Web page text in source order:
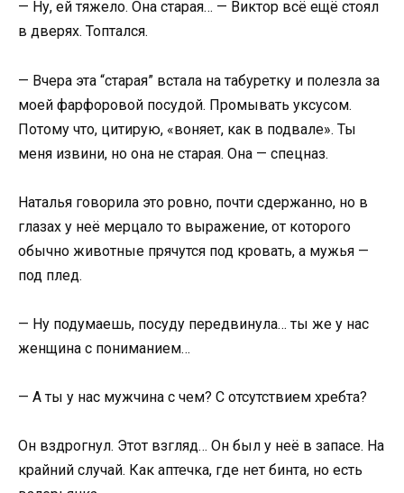
— Ну, ей тяжело. Она старая… — Виктор всё ещё стоял
в дверях. Топтался.
— Вчера эта “старая” встала на табуретку и полезла за
моей фарфоровой посудой. Промывать уксусом.
Потому что, цитирую, «воняет, как в подвале». Ты
меня извини, но она не старая. Она — спецназ.
Наталья говорила это ровно, почти сдержанно, но в
глазах у неё мерцало то выражение, от которого
обычно животные прячутся под кровать, а мужья —
под плед.
— Ну подумаешь, посуду передвинула… ты же у нас
женщина с пониманием…
— А ты у нас мужчина с чем? С отсутствием хребта?
Он вздрогнул. Этот взгляд… Он был у неё в запасе. На
крайний случай. Как аптечка, где нет бинта, но есть